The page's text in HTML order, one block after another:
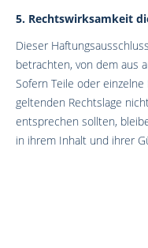
5. Rechtswirksamkeit
Dieser
betrachten, von dem aus
Sofern Teile oder
geltenden Rechtslage
entsprechen sollten,
in ihrem Inhalt und ihrer